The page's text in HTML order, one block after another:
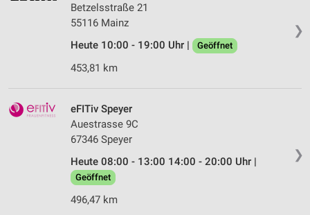
❯
Betzelsstraße 21
55116 Mainz
Heute 10:00 - 19:00 Uhr |
Geöffnet
453,81 km
❯
eFITiv Speyer
Auestrasse 9C
67346 Speyer
Heute 08:00 - 13:00 14:00 - 20:00 Uhr |
Geöffnet
496,47 km